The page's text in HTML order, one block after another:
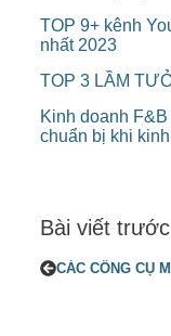
TOP 9+ kênh
nhất 2023
TOP 3 LẦM
Kinh doanh
chuẩn bị khi
Bài viết trước